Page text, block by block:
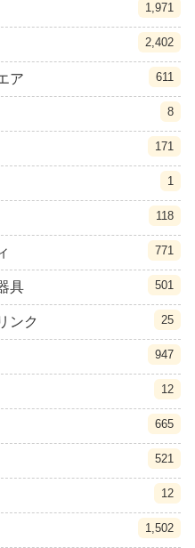
1,971
2,402
ア 611
8
171
1
118
771
具 501
ンク 25
947
12
665
521
12
1,502